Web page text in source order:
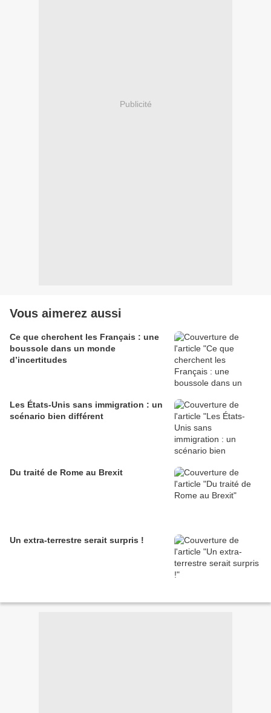
Publicité
Vous aimerez aussi
Ce que cherchent les Français : une
boussole dans un monde
d’incertitudes
Les États-Unis sans immigration : un
scénario bien différent
Du traité de Rome au Brexit
Un extra-terrestre serait surpris !